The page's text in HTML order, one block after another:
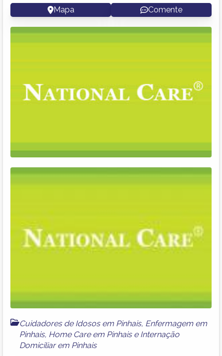
Mapa Comente
Cuidadores de Idosos em Pinhais, Enfermagem em
Pinhais, Home Care em Pinhaise Internação
Domiciliar em Pinhais